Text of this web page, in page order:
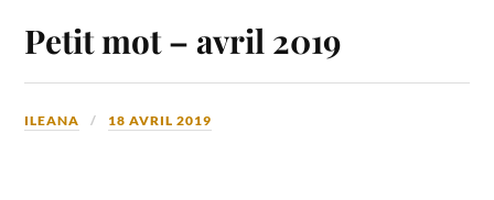
Petit mot – avril 2019
ILEANA 18 AVRIL 2019